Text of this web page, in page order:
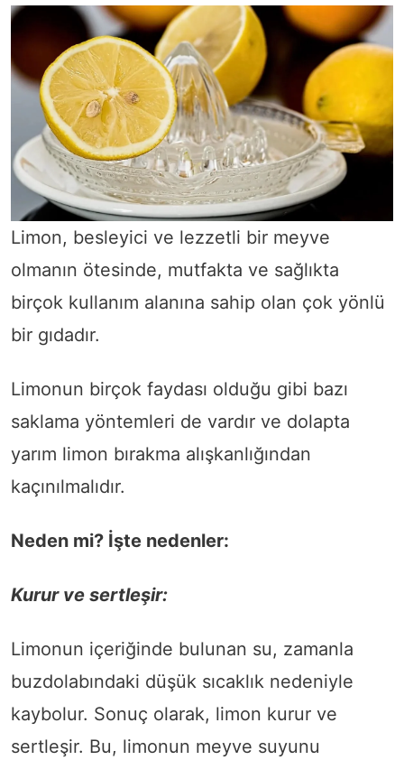
Limon, besleyici ve lezzetli bir meyve
olmanın ötesinde, mutfakta ve sağlıkta
birçok kullanım alanına sahip olan çok yönlü
bir gıdadır.
Limonun birçok faydası olduğu gibi bazı
saklama yöntemleri de vardır ve dolapta
yarım limon bırakma alışkanlığından
kaçınılmalıdır.
Neden mi? İşte nedenler:
Kurur ve sertleşir:
Limonun içeriğinde bulunan su, zamanla
buzdolabındaki düşük sıcaklık nedeniyle
kaybolur. Sonuç olarak, limon kurur ve
sertleşir. Bu, limonun meyve suyunu